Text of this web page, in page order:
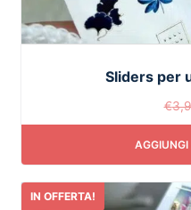
Sliders per
€
IN OFFERTA!